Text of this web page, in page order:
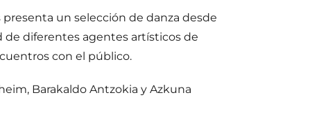
un selección de danza desde
de diferentes agentes artísticos de
con el público.
Barakaldo Antzokia y Azkuna